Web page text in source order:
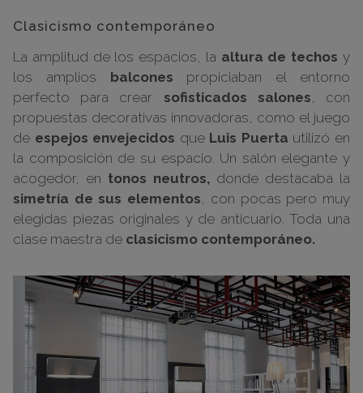
Clasicismo contemporáneo
La amplitud de los espacios, la altura de techos y
los amplios balcones propiciaban el entorno
perfecto para crear sofisticados salones , con
propuestas decorativas innovadoras, como el juego
de espejos envejecidos que Luis Puerta utilizó en
la composición de su espacio. Un salón elegante y
acogedor, en tonos neutros, donde destacaba la
simetría de sus elementos , con pocas pero muy
elegidas piezas originales y de anticuario. Toda una
clase maestra de clasicismo contemporáneo.